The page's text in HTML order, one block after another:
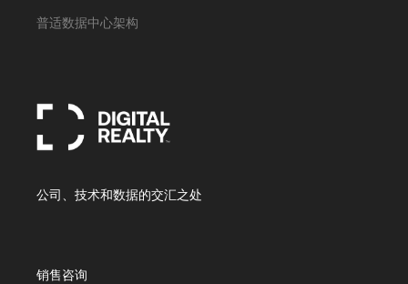
普适数据中心架构
公司、技术和数据的交汇之处
销售咨询